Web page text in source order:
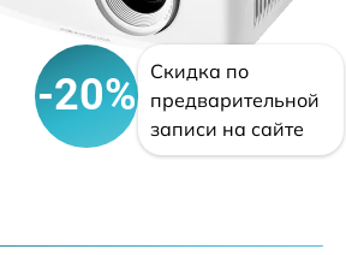
-20%
Скидка по
предварительной
записи на сайте